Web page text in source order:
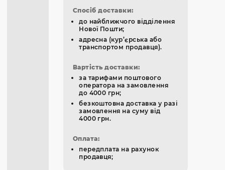
Спосіб доставки:
до найближчого відділення
Нової Пошти;
адресна (кур’єрська або
транспортом продавця).
Вартість доставки:
за тарифами поштового
оператора на замовлення
до 4000 грн;
безкоштовна доставка у разі
замовлення на суму від
4000 грн.
Оплата:
передплата на рахунок
продавця;